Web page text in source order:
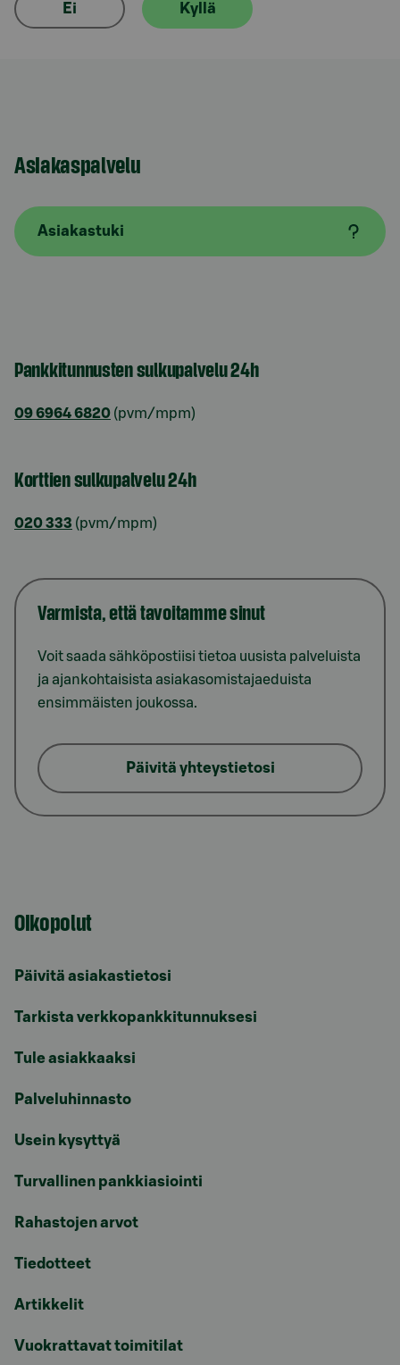
Ei Kyllä
Asiakaspalvelu
Asiakastuki
Pankkitunnusten sulkupalvelu 24h
09 6964 6820 (pvm/mpm)
Korttien sulkupalvelu 24h
020 333 (pvm/mpm)
Varmista, että tavoitamme sinut
Voit saada sähköpostiisi tietoa uusista palveluista
ja ajankohtaisista asiakasomistajaeduista
ensimmäisten joukossa.
Päivitä yhteystietosi
Oikopolut
Päivitä asiakastietosi
Tarkista verkkopankkitunnuksesi
Tule asiakkaaksi
Palveluhinnasto
Usein kysyttyä
Turvallinen pankkiasiointi
Rahastojen arvot
Tiedotteet
Artikkelit
Vuokrattavat toimitilat